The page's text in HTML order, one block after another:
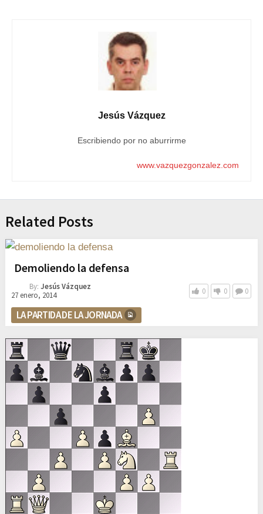
Jesús Vázquez
Escribiendo por no aburrirme
www.vazquezgonzalez.com
Related Posts
Demoliendo la defensa
By: Jesús Vázquez
27 enero, 2014
0 0 0
LA PARTIDA DE LA JORNADA